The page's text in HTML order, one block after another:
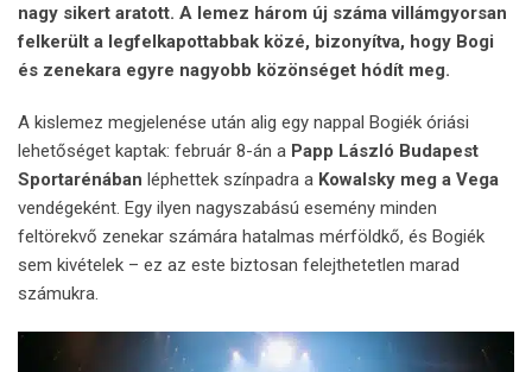
nagy sikert aratott. A lemez három új száma villámgyorsan
felkerült a legfelkapottabbak közé, bizonyítva, hogy Bogi
és zenekara egyre nagyobb közönséget hódít meg.
A kislemez megjelenése után alig egy nappal Bogiék óriási
lehetőséget kaptak: február 8-án a Papp László Budapest
Sportarénában léphettek színpadra a Kowalsky meg a Vega
vendégeként. Egy ilyen nagyszabású esemény minden
feltörekvő zenekar számára hatalmas mérföldkő, és Bogiék
sem kivételek – ez az este biztosan felejthetetlen marad
számukra.